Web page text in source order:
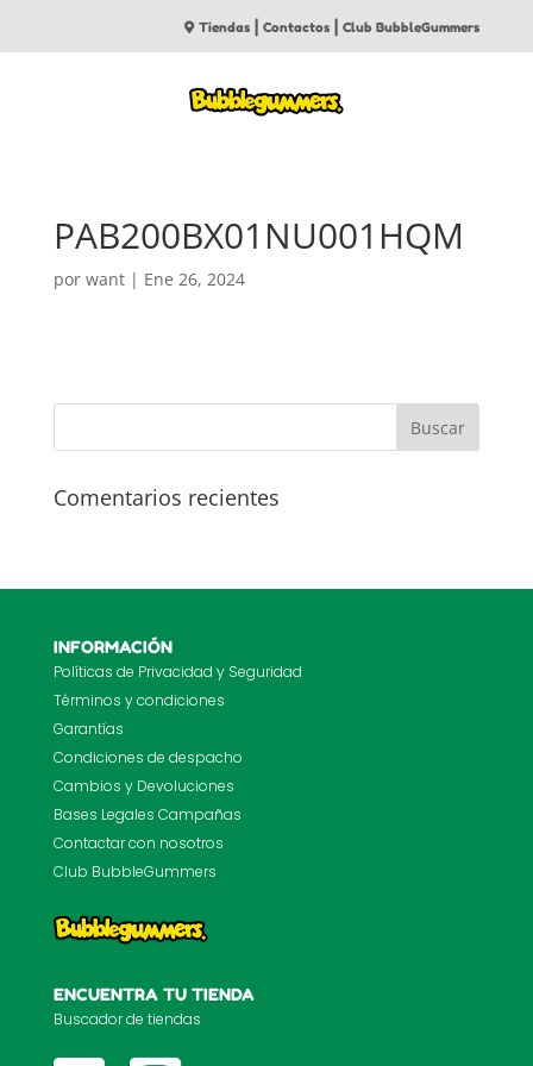
Tiendas |Contactos |Club BubbleGummers
PAB200BX01NU001HQM
por want| Ene 26, 2024
Comentarios recientes
INFORMACIÓN
Políticas de Privacidad y Seguridad
Términos y condiciones
Garantías
Condiciones de despacho
Cambios y Devoluciones
Bases Legales Campañas
Contactar con nosotros
Club BubbleGummers
ENCUENTRA TU TIENDA
Buscador de tiendas